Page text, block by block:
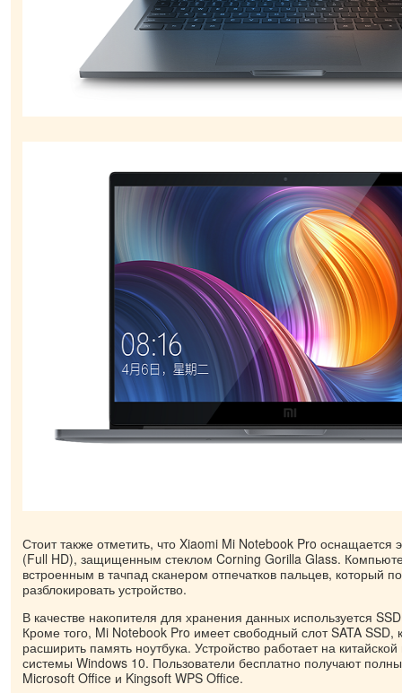
Стоит также отметить, что Xiaomi Mi Notebook Pro
(Full HD), защищенным стеклом Corning Gorilla Glass.
встроенным в тачпад сканером отпечатков пальцев, который
разблокировать устройство.
В качестве накопителя для хранения данных используется
Кроме того, Mi Notebook Pro имеет свободный слот SATA SSD,
расширить память ноутбука. Устройство работает на
системы Windows 10. Пользователи бесплатно получают
Microsoft Office и Kingsoft WPS Office.